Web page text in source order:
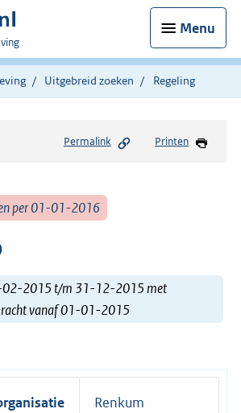
Menu
Uitgebreid zoeken Regeling
Permalink Printen
per 01-01-2016
02-2015 t/m 31-12-2015 met
vanaf 01-01-2015
Renkum